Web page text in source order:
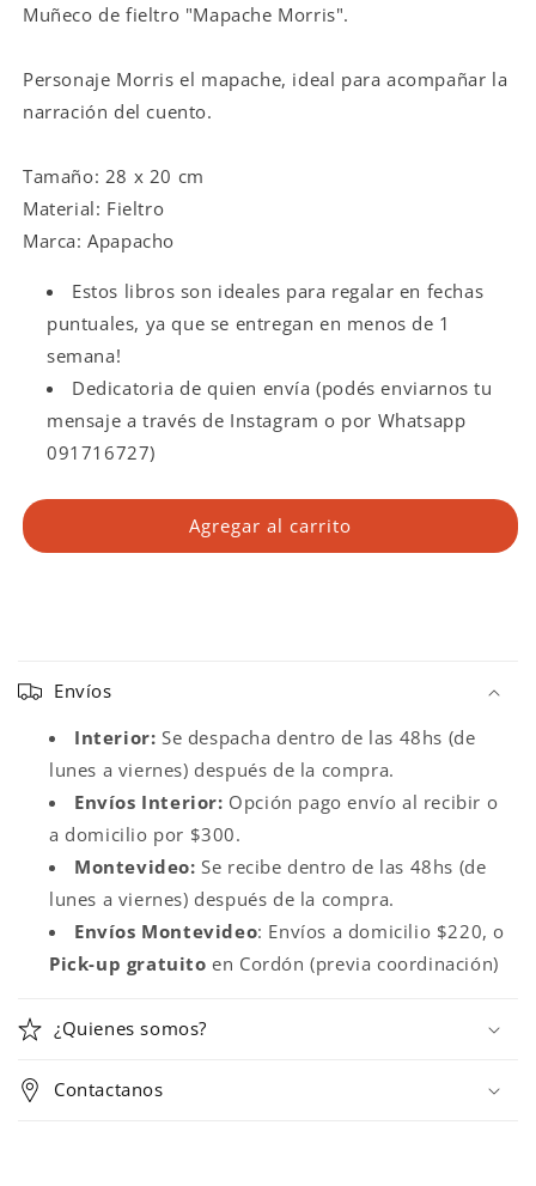
Muñeco
Muñeco
Muñeco de fieltro "Mapache Morris".
Personaje Morris el mapache, ideal para acompañar la
narración del cuento.
Tamaño: 28 x 20 cm
Material: Fieltro
Marca: Apapacho
Estos libros son ideales para regalar en fechas
puntuales, ya que se entregan en menos de 1
semana!
Dedicatoria de quien envía (podés enviarnos tu
mensaje a través de Instagram o por Whatsapp
091716727)
Agregar al carrito
o
n
p
l
e
g
Envíos
Interior: Se despacha dentro de las 48hs (de
lunes a viernes) después de la compra.
Envíos Interior: Opción pago envío al recibir o
a domicilio por $300.
Montevideo: Se recibe dentro de las 48hs (de
lunes a viernes) después de la compra.
Envíos Montevideo: Envíos a domicilio $220, o
Pick-up gratuito en Cordón (previa coordinación)
¿Quienes somos?
Contactanos